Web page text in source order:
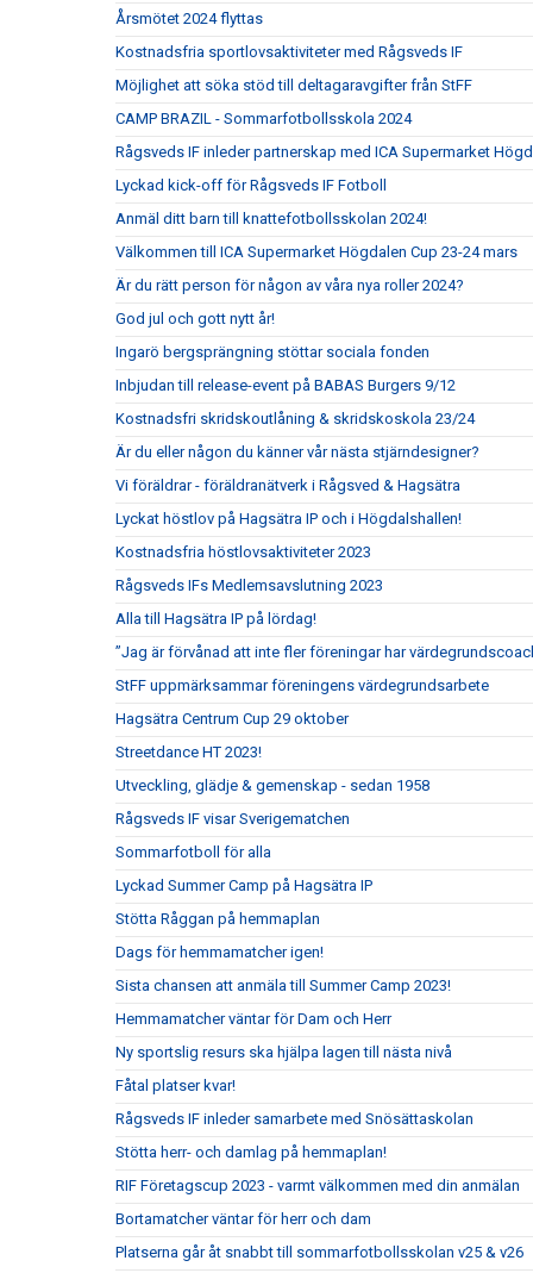
Årsmötet 2024 flyttas
Kostnadsfria sportlovsaktiviteter med Rågsveds IF
Möjlighet att söka stöd till deltagaravgifter från StFF
CAMP BRAZIL - Sommarfotbollsskola 2024
Rågsveds IF inleder partnerskap med ICA Supermarket
Lyckad kick-off för Rågsveds IF Fotboll
Anmäl ditt barn till knattefotbollsskolan 2024!
Välkommen till ICA Supermarket Högdalen Cup 23-24 mars
Är du rätt person för någon av våra nya roller 2024?
God jul och gott nytt år!
Ingarö bergsprängning stöttar sociala fonden
Inbjudan till release-event på BABAS Burgers 9/12
Kostnadsfri skridskoutlåning & skridskoskola 23/24
Är du eller någon du känner vår nästa stjärndesigner?
Vi föräldrar - föräldranätverk i Rågsved & Hagsätra
Lyckat höstlov på Hagsätra IP och i Högdalshallen!
Kostnadsfria höstlovsaktiviteter 2023
Rågsveds IFs Medlemsavslutning 2023
Alla till Hagsätra IP på lördag!
”Jag är förvånad att inte fler föreningar har
StFF uppmärksammar föreningens värdegrundsarbete
Hagsätra Centrum Cup 29 oktober
Streetdance HT 2023!
Utveckling, glädje & gemenskap - sedan 1958
Rågsveds IF visar Sverigematchen
Sommarfotboll för alla
Lyckad Summer Camp på Hagsätra IP
Stötta Råggan på hemmaplan
Dags för hemmamatcher igen!
Sista chansen att anmäla till Summer Camp 2023!
Hemmamatcher väntar för Dam och Herr
Ny sportslig resurs ska hjälpa lagen till nästa nivå
Fåtal platser kvar!
Rågsveds IF inleder samarbete med Snösättaskolan
Stötta herr- och damlag på hemmaplan!
RIF Företagscup 2023 - varmt välkommen med din anmälan
Bortamatcher väntar för herr och dam
Platserna går åt snabbt till sommarfotbollsskolan v25 & v26